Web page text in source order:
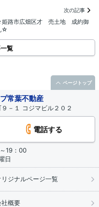
次の記事
路市広畑区才 売土地 成約御
☆
覧
常葉不動産
－１ コジマビル２０２
電話する
19：00
日
リジナルページ一覧
社概要
ページトップ